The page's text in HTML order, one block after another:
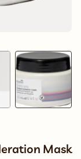
Mask